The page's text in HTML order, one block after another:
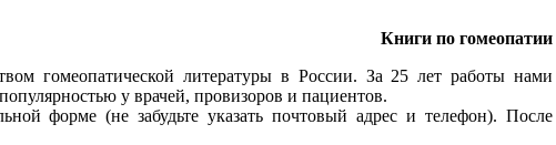
Книги по гомеопатии
гомеопатической литературы в России. За 25 лет работы нами
у врачей, провизоров и пациентов.
форме (не забудьте указать почтовый адрес и телефон). После